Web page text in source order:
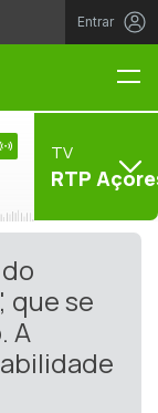
Entrar
TV
RTP
que se
A